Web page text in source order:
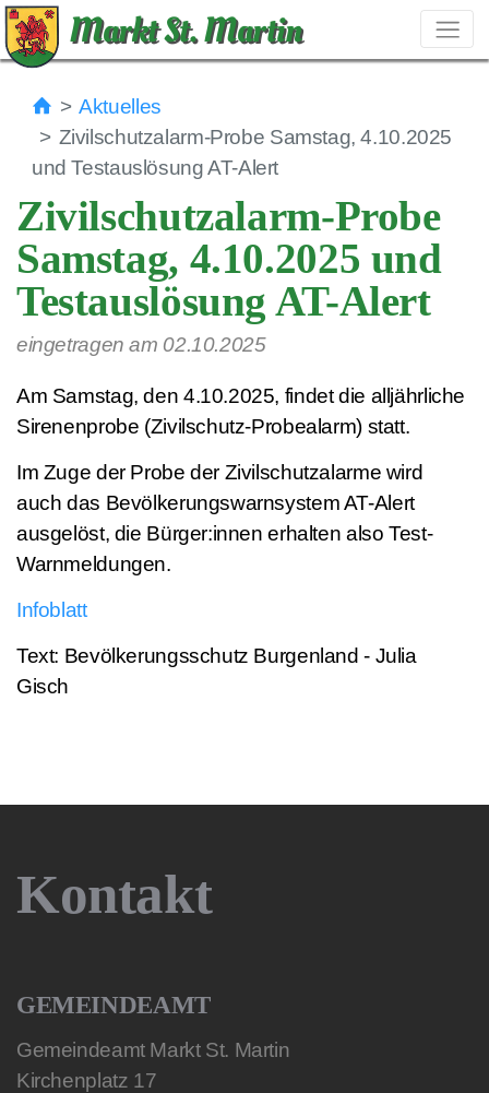
Markt St. Martin
Aktuelles
Zivilschutzalarm-Probe Samstag, 4.10.2025
und Testauslösung AT-Alert
Zivilschutzalarm-Probe
Samstag, 4.10.2025 und
Testauslösung AT-Alert
eingetragen am 02.10.2025
Am Samstag, den 4.10.2025, findet die alljährliche
Sirenenprobe (Zivilschutz-Probealarm) statt.
Im Zuge der Probe der Zivilschutzalarme wird
auch das Bevölkerungswarnsystem AT-Alert
ausgelöst, die Bürger:innen erhalten also Test-
Warnmeldungen.
Infoblatt
Text: Bevölkerungsschutz Burgenland - Julia
Gisch
Kontakt
GEMEINDEAMT
Gemeindeamt Markt St. Martin
Kirchenplatz 17